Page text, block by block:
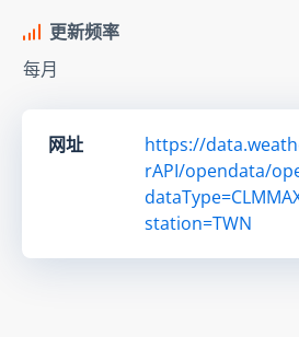
更新频率
每月
网址
https://
rAPI/opendata/
station=TWN